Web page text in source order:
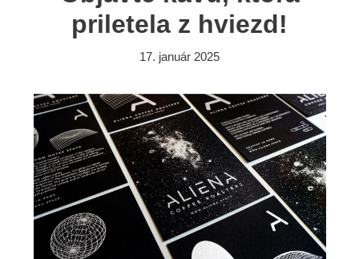
priletela z hviezd!
17. január 2025